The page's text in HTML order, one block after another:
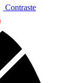
Contraste